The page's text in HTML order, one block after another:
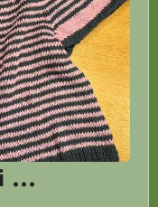
…